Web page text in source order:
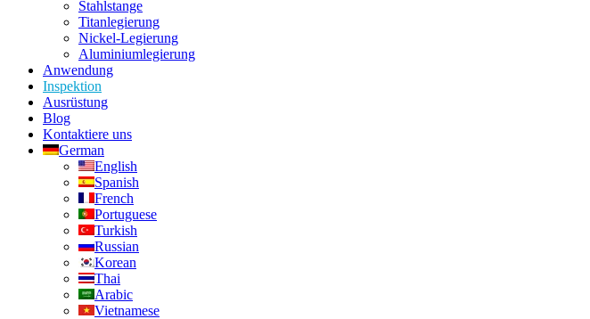
Stahlstange
Titanlegierung
Nickel-Legierung
Aluminiumlegierung
Anwendung
Inspektion
Ausrüstung
Blog
Kontaktiere uns
German
English
Spanish
French
Portuguese
Turkish
Russian
Korean
Thai
Arabic
Vietnamese